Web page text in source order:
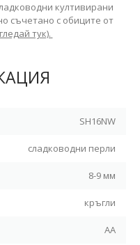
култивирани
съчетано с обиците от
тук).
SH16NW
сладководни перли
8-9 мм
кръгли
АА